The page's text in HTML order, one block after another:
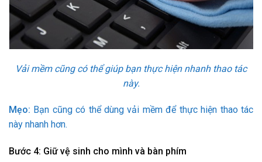
Vải mềm cũng có thể giúp bạn thực hiện nhanh thao tác
này.
Mẹo: Bạn cũng có thể dùng vải mềm để thực hiện thao tác
này nhanh hơn.
Bước 4: Giữ vệ sinh cho mình và bàn phím